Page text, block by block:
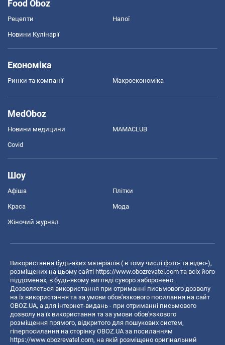
Food Oboz
Рецепти Напої
Новини Кулінарії
Економіка
Ринки та компанії Макроекономіка
MedOboz
Новини медицини MAMACLUB
Covid
Шоу
Афіша Плітки
Краса Мода
Жіночий журнал
Використання будь-яких матеріалів ( в тому числі фото- та відео-),
розміщених на цьому сайті https://www.obozrevatel.com та всіх його
піддоменах, в будь-якому вигляді суворо заборонено.
Дозволяється використання при отриманні письмового дозволу
на їх використання та за умови обов'язкового посилання на сайт
OBOZ.UA, а для інтернет-видань - при отриманні письмового
дозволу на їх використання та за умови обов'язкового
розміщення прямого, відкритого для пошукових систем,
гіперпосилання на сторінку OBOZ.UA за посиланням
https://www.obozrevatel.com, на якій розміщено оригінальний